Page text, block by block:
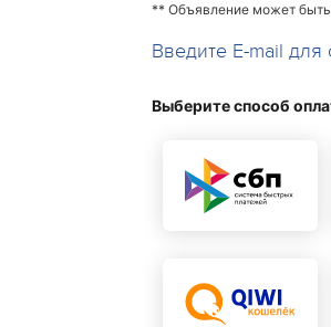
** Объявление может быть
Введите E-mail для
Выберите способ